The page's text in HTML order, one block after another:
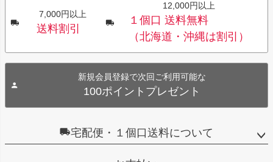
7,000円以上
送料割引
12,000円以上
１個口 送料無料
（北海道・沖縄は割引）
新規会員登録で次回ご利用可能な
100ポイントプレゼント
宅配便・１個口送料について